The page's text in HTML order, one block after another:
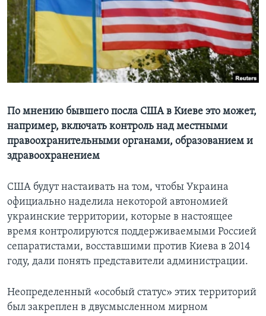
Learning English
СОЦИАЛЬНЫЕ СЕТИ
Языки
По мнению бывшего посла США в Киеве это может,
например, включать контроль над местными
правоохранительными органами, образованием и
здравоохранением
США будут настаивать на том, чтобы Украина
официально наделила некоторой автономией
украинские территории, которые в настоящее
время контролируются поддерживаемыми Россией
сепаратистами, восставшими против Киева в 2014
году, дали понять представители администрации.
Неопределенный «особый статус» этих территорий
был закреплен в двусмысленном мирном